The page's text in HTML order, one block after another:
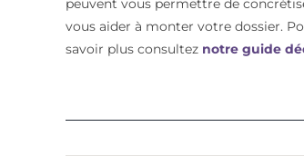
peuvent vous permettre de
vous aider à monter votre dossier.
savoir plus consulteznotre guide